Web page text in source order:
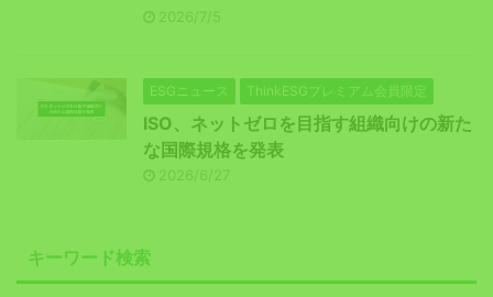
2026/7/5
ESGニュース ThinkESGプレミアム会員限定
ISO、ネットゼロを目指す組織向けの新た
な国際規格を発表
2026/6/27
キーワード検索